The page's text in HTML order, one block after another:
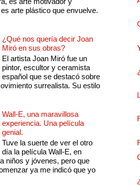
arte plástico que envuelve.
¿Qué nos quería decir Joan
Miró en sus obras?
El artista Joan Miró fue un
pintor, escultor y ceramista
español que se destacó sobre
surrealista. Su estilo
Wall-E, una maravillosa
experiencia. Una película
genial.
Tuve la suerte de ver el otro
día la película Wall-E, en
niños y jóvenes, pero que
ya me indicó que yo